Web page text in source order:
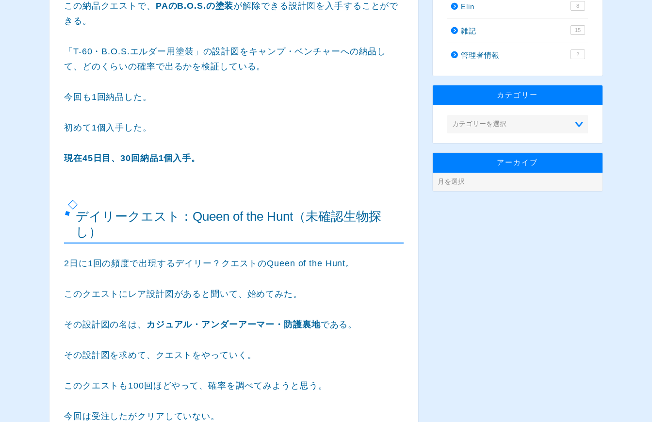
この納品クエストで、 PAのB.O.S.の塗装が解除できる設計図を入手することがで
きる。
「T-60・B.O.S.エルダー用塗装」の設計図をキャンプ・ベンチャーへの納品し
て、どのくらいの確率で出るかを検証している。
今回も1回納品した。
初めて1個入手した。
現在45日目、30回納品1個入手。
デイリークエスト：Queen of the Hunt（未確認生物探
し）
2日に1回の頻度で出現するデイリー？クエストのQueen of the Hunt。
このクエストにレア設計図があると聞いて、始めてみた。
その設計図の名は、 カジュアル・アンダーアーマー・防護裏地である。
その設計図を求めて、クエストをやっていく。
このクエストも100回ほどやって、確率を調べてみようと思う。
今回は受注したがクリアしていない。
Elin 8
雑記 15
管理者情報 2
カテゴリー
アーカイブ